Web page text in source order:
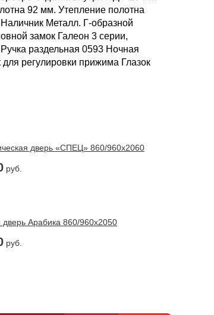
92 мм. Утепление полотна
Металл. Г-образной
замок Галеон 3 серии,
раздельная 0593 Ночная
регулировки прижима Глазок
дверь «СПЕЦ» 860/960х2060
руб.
дверь Арабика 860/960х2050
руб.